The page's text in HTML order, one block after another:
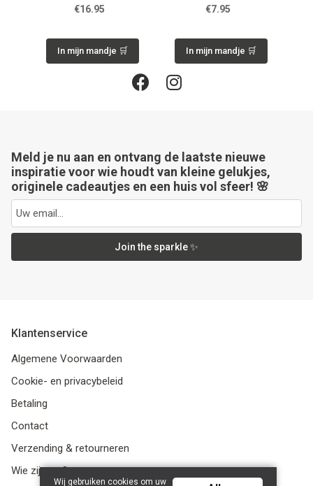
€16.95
In mijn mandje 🛒
€7.95
In mijn mandje 🛒
Meld je nu aan en ontvang de laatste nieuwe
inspiratie voor wie houdt van kleine gelukjes,
originele cadeautjes en een huis vol sfeer! 🌸
Join the sparkle ✨
Klantenservice
Algemene Voorwaarden
Cookie- en privacybeleid
Betaling
Contact
Verzending & retourneren
Wie zijn we?
Wij gebruiken cookies om uw